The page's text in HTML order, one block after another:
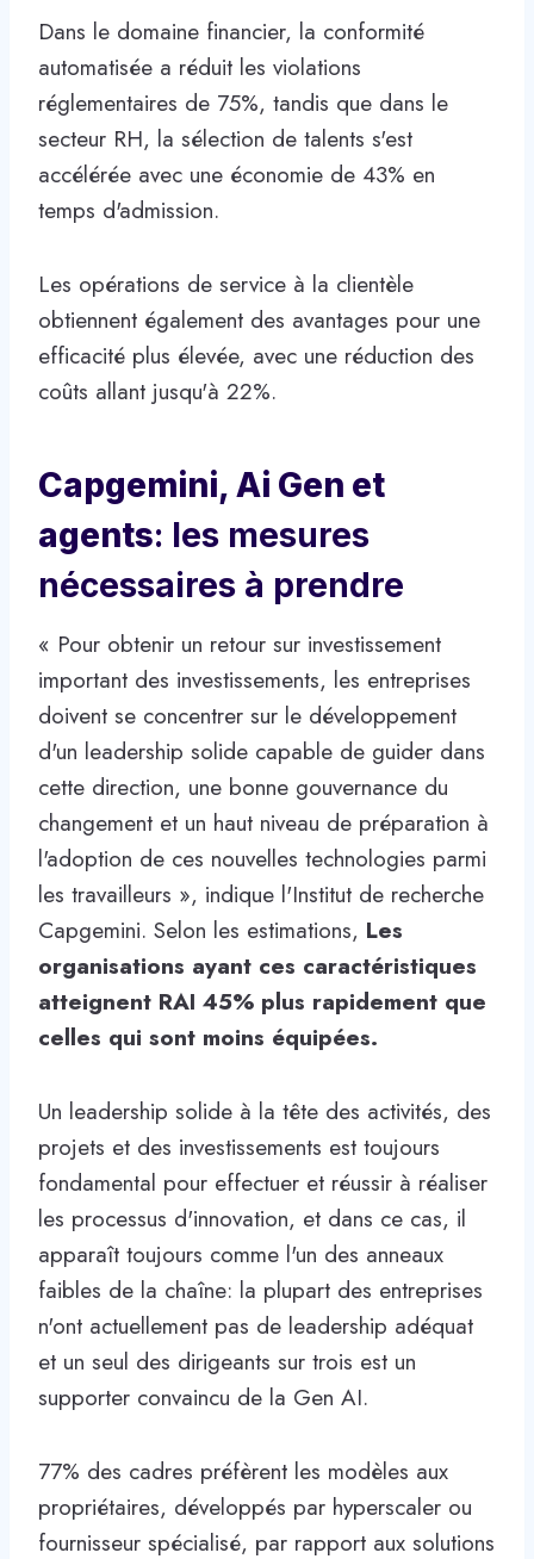
Dans le domaine financier, la conformité
automatisée a réduit les violations
réglementaires de 75%, tandis que dans le
secteur RH, la sélection de talents s'est
accélérée avec une économie de 43% en
temps d'admission.
Les opérations de service à la clientèle
obtiennent également des avantages pour une
efficacité plus élevée, avec une réduction des
coûts allant jusqu'à 22%.
Capgemini, Ai Gen et
agents: les mesures
nécessaires à prendre
« Pour obtenir un retour sur investissement
important des investissements, les entreprises
doivent se concentrer sur le développement
d'un leadership solide capable de guider dans
cette direction, une bonne gouvernance du
changement et un haut niveau de préparation à
l'adoption de ces nouvelles technologies parmi
les travailleurs », indique l'Institut de recherche
Capgemini. Selon les estimations, Les
organisations ayant ces caractéristiques
atteignent RAI 45% plus rapidement que
celles qui sont moins équipées.
Un leadership solide à la tête des activités, des
projets et des investissements est toujours
fondamental pour effectuer et réussir à réaliser
les processus d'innovation, et dans ce cas, il
apparaît toujours comme l'un des anneaux
faibles de la chaîne: la plupart des entreprises
n'ont actuellement pas de leadership adéquat
et un seul des dirigeants sur trois est un
supporter convaincu de la Gen AI.
77% des cadres préfèrent les modèles aux
propriétaires, développés par hyperscaler ou
fournisseur spécialisé, par rapport aux solutions